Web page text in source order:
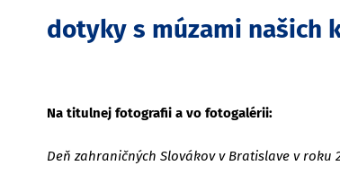
dotyky s múzami našich
Na titulnej fotografii a vo fotogalérii:
Deň zahraničných Slovákov v Bratislave v roku